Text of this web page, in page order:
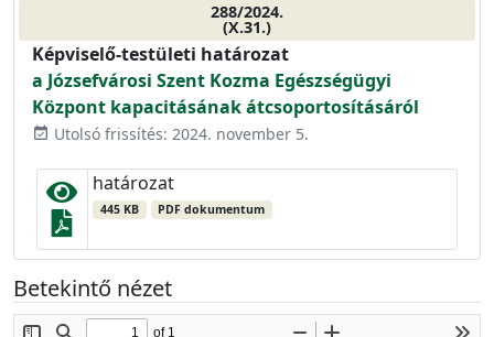
288/2024.
(X.31.)
Képviselő-testületi határozat
a Józsefvárosi Szent Kozma Egészségügyi
Központ kapacitásának átcsoportosításáról
event_available Utolsó frissítés: 2024. november 5.
határozat
445 KB PDF dokumentum
Betekintő nézet